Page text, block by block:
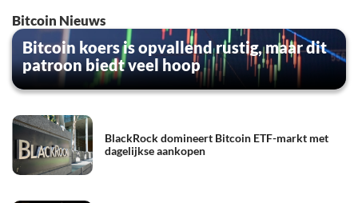
Bitcoin Nieuws
Bitcoin koers is opvallend rustig, maar dit
patroon biedt veel hoop
BlackRock domineert Bitcoin ETF-markt met
dagelijkse aankopen